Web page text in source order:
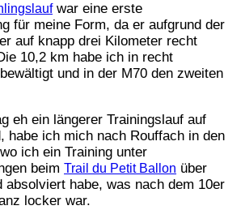
war eine erste
für meine Form, da er aufgrund der
auf knapp drei Kilometer recht
10,2 km habe ich in recht
und in der M70 den zweiten
eh ein längerer Trainingslauf auf
habe ich mich nach Rouffach in den
ich ein Training unter
beim Trail du Petit Ballon über
absolviert habe, was nach dem 10er
locker war.